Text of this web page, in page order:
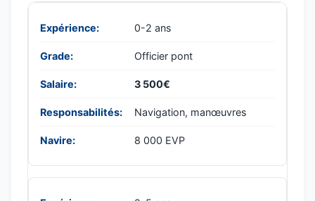
0-2 ans
Officier pont
3 500€
Navigation, manœuvres
8 000 EVP